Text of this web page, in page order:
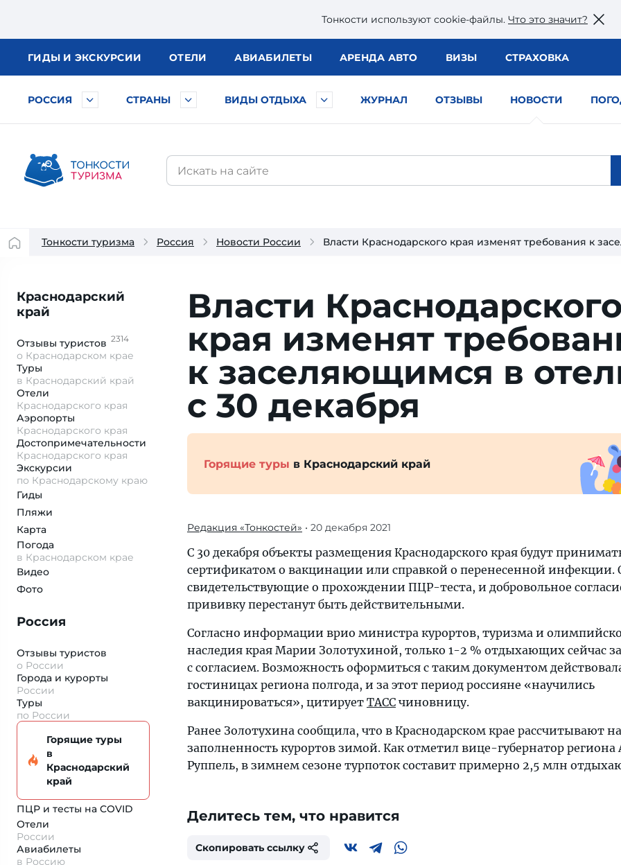
Тонкости используют сookie-файлы. Что это значит?
ГИДЫ И ЭКСКУРСИИ ОТЕЛИ АВИАБИЛЕТЫ АРЕНДА АВТО ВИЗЫ СТРАХОВКА
РОССИЯ СТРАНЫ ВИДЫ ОТДЫХА ЖУРНАЛ ОТЗЫВЫ НОВОСТИ
Тонкости туризма Россия Новости России Власти Краснодарского края изменят требования к
Краснодарский
край
Отзывы туристов 2314
о Краснодарском крае
Туры
в Краснодарский край
Отели
Краснодарского края
Аэропорты
Краснодарского края
Достопримеча­тельности
Краснодарского края
Экскурсии
по Краснодарскому краю
Гиды
Пляжи
Карта
Погода
в Краснодарском крае
Видео
Фото
Россия
Отзывы туристов
о России
Города и курорты
России
Туры
по России
Горящие туры
в
Краснодарский
край
ПЦР и тесты на COVID
Отели
России
Авиабилеты
в Россию
Власти Краснодарского
края изменят
к заселяющимся в
с 30 декабря
Горящие туры в Краснодарский край
Редакция «Тонкостей» • 20 декабря 2021
С 30 декабря объекты размещения Краснодарского края будут
сертификатом о вакцинации или справкой о перенесенной инфекции.
свидетельствующие о прохождении ПЦР-теста, и добровольное
прививку перестанут быть действительными.
Согласно информации врио министра курортов, туризма и
наследия края Марии Золотухиной, только 1-2 % отдыхающих сейчас
с согласием. Возможность оформиться с таким документом
гостиницах региона полгода, и за этот период россияне «научились
вакцинироваться», цитирует ТАСС чиновницу.
Ранее Золотухина сообщила, что в Краснодарском крае рассчитывают
заполненность курортов зимой. Как отметил вице-губернатор региона
Руппель, в зимнем сезоне турпоток составит примерно 2,5 млн
Делитесь тем, что нравится
Скопировать ссылку